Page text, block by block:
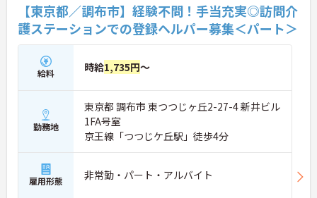
【東京都／調布市】経験不問！手当充実◎訪問介
護ステーションでの登録ヘルパー募集＜パート＞
給料 時給1,735円～
勤務地
東京都 調布市 東つつじヶ丘2-27-4 新井ビル
1FA号室
京王線「つつじケ丘駅」徒歩4分
雇用形態 非常勤・パート・アルバイト